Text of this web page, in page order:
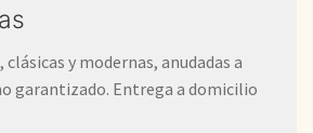
clásicas y modernas, anudadas a
garantizado. Entrega a domicilio